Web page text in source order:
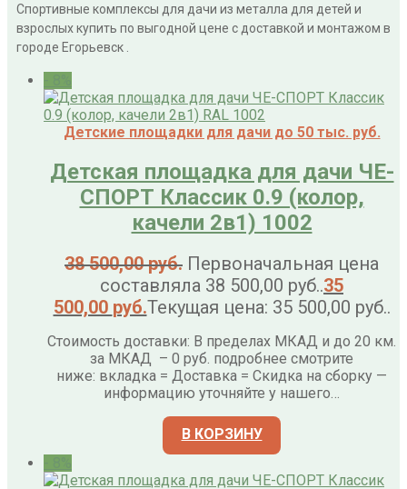
Спортивные комплексы для дачи из металла для детей и
взрослых купить по выгодной цене с доставкой и монтажом в
городе Егорьевск .
Детские площадки для дачи до 50 тыс. руб.
Детская площадка для дачи ЧЕ-
СПОРТ Классик 0.9 (колор,
качели 2в1) 1002
38 500,00руб. Первоначальная цена
составляла 38 500,00 руб..35
500,00 руб.Текущая цена: 35 500,00 руб..
Стоимость доставки: В пределах МКАД и до 20 км.
за МКАД – 0 руб. подробнее смотрите
ниже: вкладка = Доставка = Скидка на сборку —
информацию уточняйте у нашего…
В КОРЗИНУ